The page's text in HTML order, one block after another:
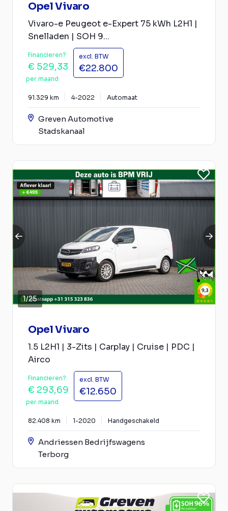
Opel Vivaro
Vivaro-e Peugeot e-Expert 75 kWh L2H1 |
Snelladen | SOH 9...
Financieren?
€ 529,33
per maand
excl. BTW
€22.800
91.329 km 4-2022 Automaat
Greven Automotive
Stadskanaal
1/25
Opel Vivaro
1.5 L2H1 | 3-Zits | Carplay | Cruise | PDC |
Airco
Financieren?
€ 293,69
per maand
excl. BTW
€12.650
82.408 km 1-2020 Handgeschakeld
Andriessen Bedrijfswagens
Terborg